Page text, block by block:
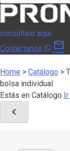
consúltalo aquí
Contáctanos
mail
Home > Catálogo >
bolsa individual
Estás en Catálogo
chevron_left